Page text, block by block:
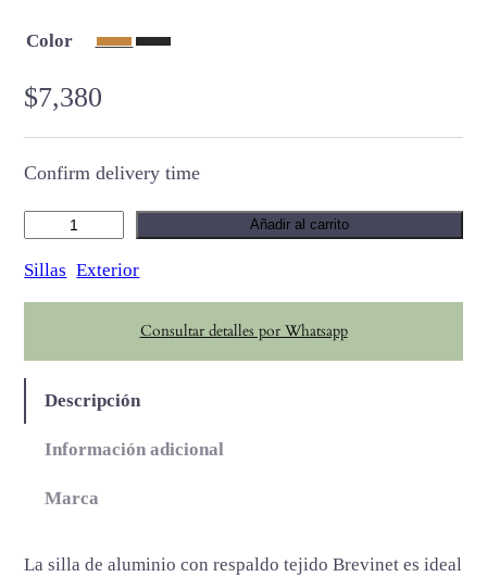
Color
$7,380
Confirm delivery time
e
v
n
t
i
Añadir al carrito
Sillas Exterior
Consultar detalles por Whatsapp
Descripción
Información adicional
Marca
La silla de aluminio con respaldo tejido Brevinet es ideal